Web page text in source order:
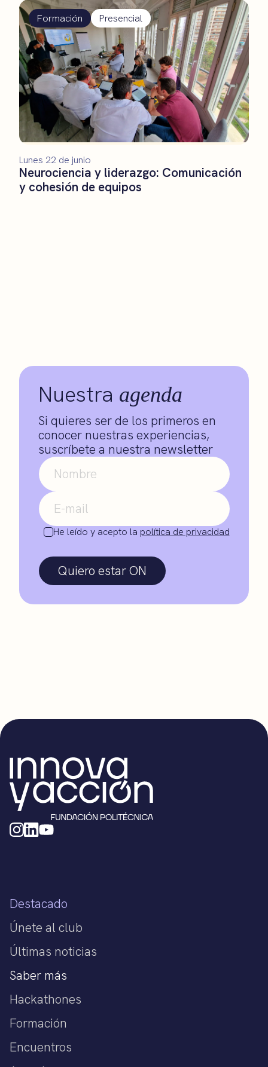
Formación Presencial
Neurociencia y liderazgo: Comunicación
y cohesión de equipos
Lunes 22 de junio
Nuestra agenda
Si quieres ser de los primeros en
conocer nuestras experiencias,
suscríbete a nuestra newsletter
He leído y acepto la política de privacidad
Quiero estar ON
Destacado
Únete al club
Últimas noticias
Saber más
Hackathones
Formación
Encuentros